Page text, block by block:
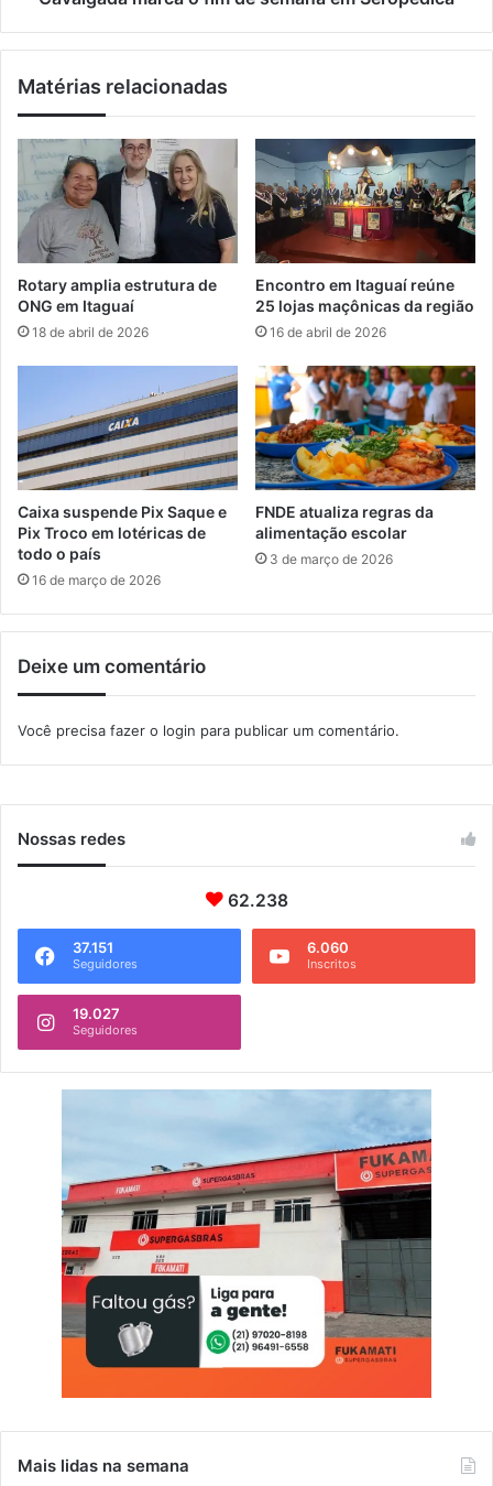
s
d
0
e
m
e
o
p
i
c
a
a
o
d
e
s
m
n
a
S
e
r
o
p
é
d
c
Matérias relacionadas
Rotary amplia estrutura de
ONG em Itaguaí
18 de abril de 2026
Encontro em Itaguaí reúne
25 lojas maçônicas da região
16 de abril de 2026
Caixa suspende Pix Saque e
Pix Troco em lotéricas de
todo o país
16 de março de 2026
FNDE atualiza regras da
alimentação escolar
3 de março de 2026
Deixe um comentário
Você precisa fazer o login para publicar um comentário.
Nossas redes
62.238
37.151
Seguidores
6.060
Inscritos
19.027
Seguidores
Mais lidas na semana